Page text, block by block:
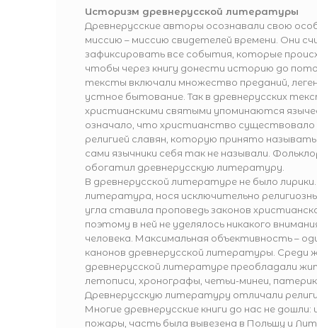
Историзм древнерусской литературы
Древнерусские авторы осознавали свою
миссию – миссию свидетелей времени. Они
зафиксировать все события, которые
чтобы через книгу донести историю до
тексты включали множество преданий,
устное бытование. Так в древнерусских
христианскими святыми упоминаются
означало, что христианство существовало
религией славян, которую принято
сами язычники себя так не называли.
обогатил древнерусскую литературу.
В древнерусской литературе не было
литература, нося исключительно
угла ставила проповедь законов
поэтому в ней не уделялось никакого
человека. Максимальная объективность –
канонов древнерусской литературы. Среди
древнерусской литературе преобладали
летописи, хронографы, четьи-минеи,
Древнерусскую литературу отличали
Многие древнерусские книги до нас не
пожары, часть была вывезена в Польшу и